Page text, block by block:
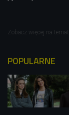
Zobacz więcej na temat:
POPULARNE